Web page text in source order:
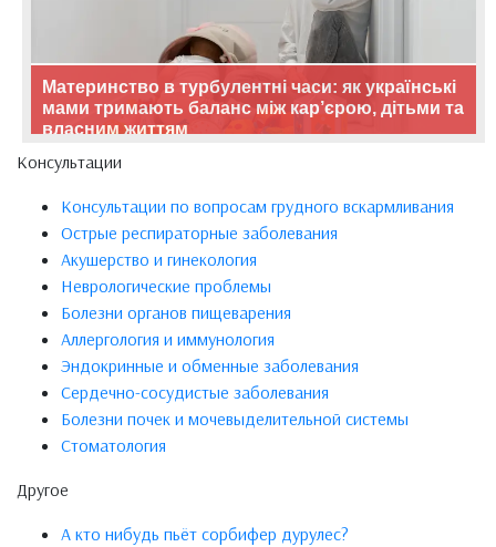
Материнство в турбулентні часи: як українські
мами тримають баланс між кар’єрою, дітьми та
власним життям
Консультации
Консультации по вопросам грудного вскармливания
Острые респираторные заболевания
Акушерство и гинекология
Неврологические проблемы
Болезни органов пищеварения
Аллергология и иммунология
Эндокринные и обменные заболевания
Сердечно-сосудистые заболевания
Болезни почек и мочевыделительной системы
Стоматология
Другое
А кто нибудь пьёт сорбифер дурулес?